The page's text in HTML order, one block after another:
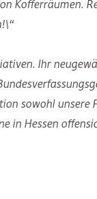
Kofferräumen.
Ihr
sowohl unsere
in Hessen